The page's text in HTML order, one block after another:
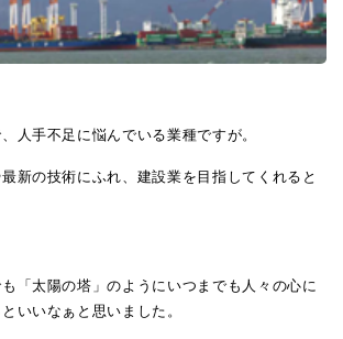
人手不足に悩んでいる業種ですが。
新の技術にふれ、建設業を目指してくれると
「太陽の塔」のようにいつまでも人々の心に
いいなぁと思いました。